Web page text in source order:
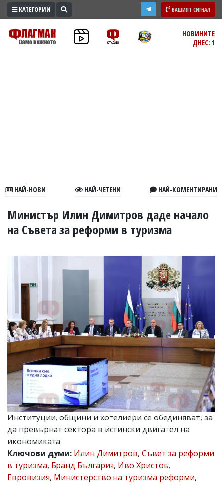
ПРОМО
ЗОНА
В
УКРАЙНА
РАЗСЛЕДВАНЕ
Управители:
Веселин
Василев,
email:
v.vasilev@flagman.bg
Катя
Касабова,
еmail: k.kassabova@flagman.bg
Главен
редактор:
Иван
Колев,
email:
Коментарите
под
статиите
се
КАТЕГОРИИ ВАШИЯТ СИГНАЛ
НОВИНИТЕ
ДНЕС: 1
НАЙ-НОВИ НАЙ-ЧЕТЕНИ НАЙ-КОМЕНТИРАНИ
Министър Илин Димитров даде начало
на Съвета за реформи в туризма
Институции, общини и хотелиери се обединяват, за
да превърнат сектора в истински двигател на
икономиката
Ключови думи: Илин Димитров, Съвет за реформи
в туризма, Бранд България, Иво Христов,
Евровизия, Министерство на туризма реформи,